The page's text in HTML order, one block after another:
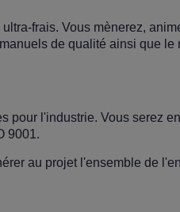
frais. Vous mènerez,
de qualité ainsi que le
pour l'industrie. Vous serez
9001.
au projet l'ensemble de